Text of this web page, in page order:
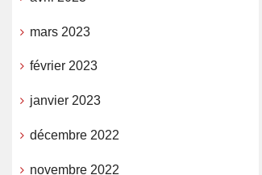
mars 2023
février 2023
janvier 2023
décembre 2022
novembre 2022